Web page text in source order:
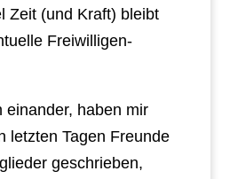
Zeit (und Kraft) bleibt
Freiwilligen-
einander, haben mir
letzten Tagen Freunde
geschrieben,